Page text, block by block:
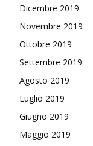
Dicembre 2019
Novembre 2019
Ottobre 2019
Settembre 2019
Agosto 2019
Luglio 2019
Giugno 2019
Maggio 2019